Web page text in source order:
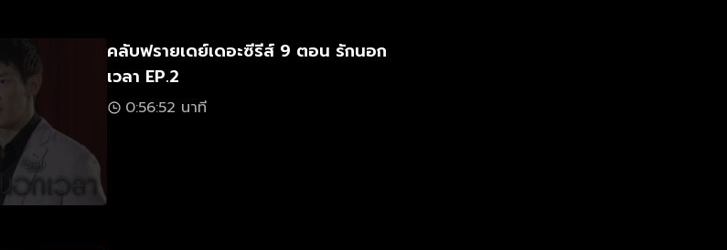
คลับฟรายเดย์เดอะซีรีส์ 9 ตอน รักนอก
เวลา EP.2
0:56:52 นาที